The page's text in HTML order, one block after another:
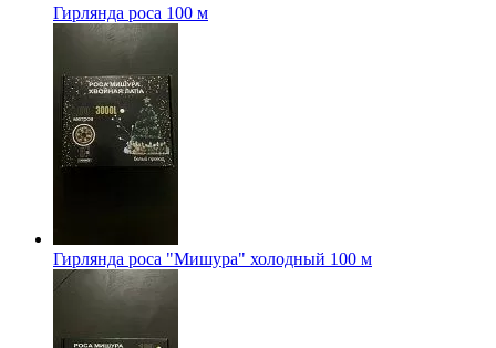
Гирлянда роса 100 м
Гирлянда роса "Мишура" холодный 100 м